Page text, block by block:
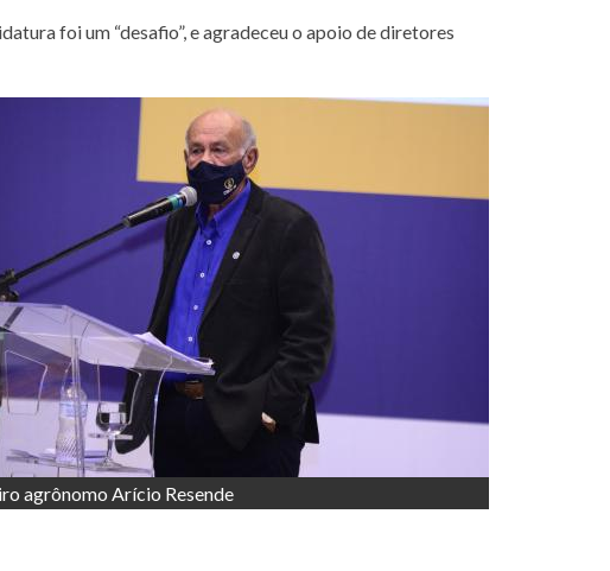
foi um “desafio”, e agradeceu o apoio de diretores
agrônomo Arício Resende